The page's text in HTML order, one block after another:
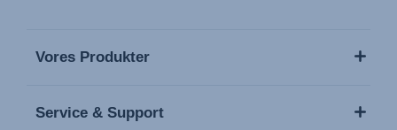
Vores Produkter
Service & Support